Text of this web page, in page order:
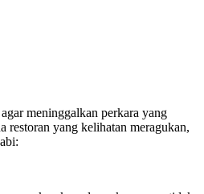
meninggalkan perkara yang
restoran yang kelihatan meragukan,